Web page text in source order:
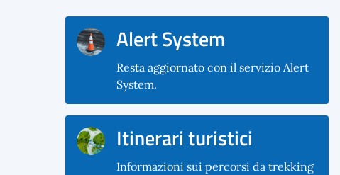
Alert System
Resta aggiornato con il servizio Alert
System.
Itinerari turistici
Informazioni sui percorsi da trekking